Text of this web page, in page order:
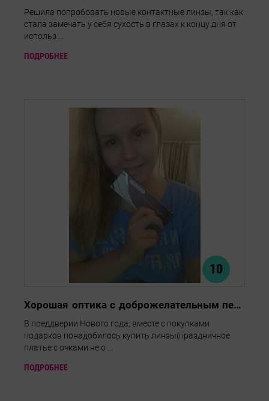
Решила попробовать новые контактные линзы, так как
стала замечать у себя сухость в глазах к концу дня от
использ ...
ПОДРОБНЕЕ
10
Хорошая оптика с доброжелательным персоналом
В преддверии Нового года, вместе с покупками
подарков понадобилось купить линзы(праздничное
платье с очками не о ...
ПОДРОБНЕЕ